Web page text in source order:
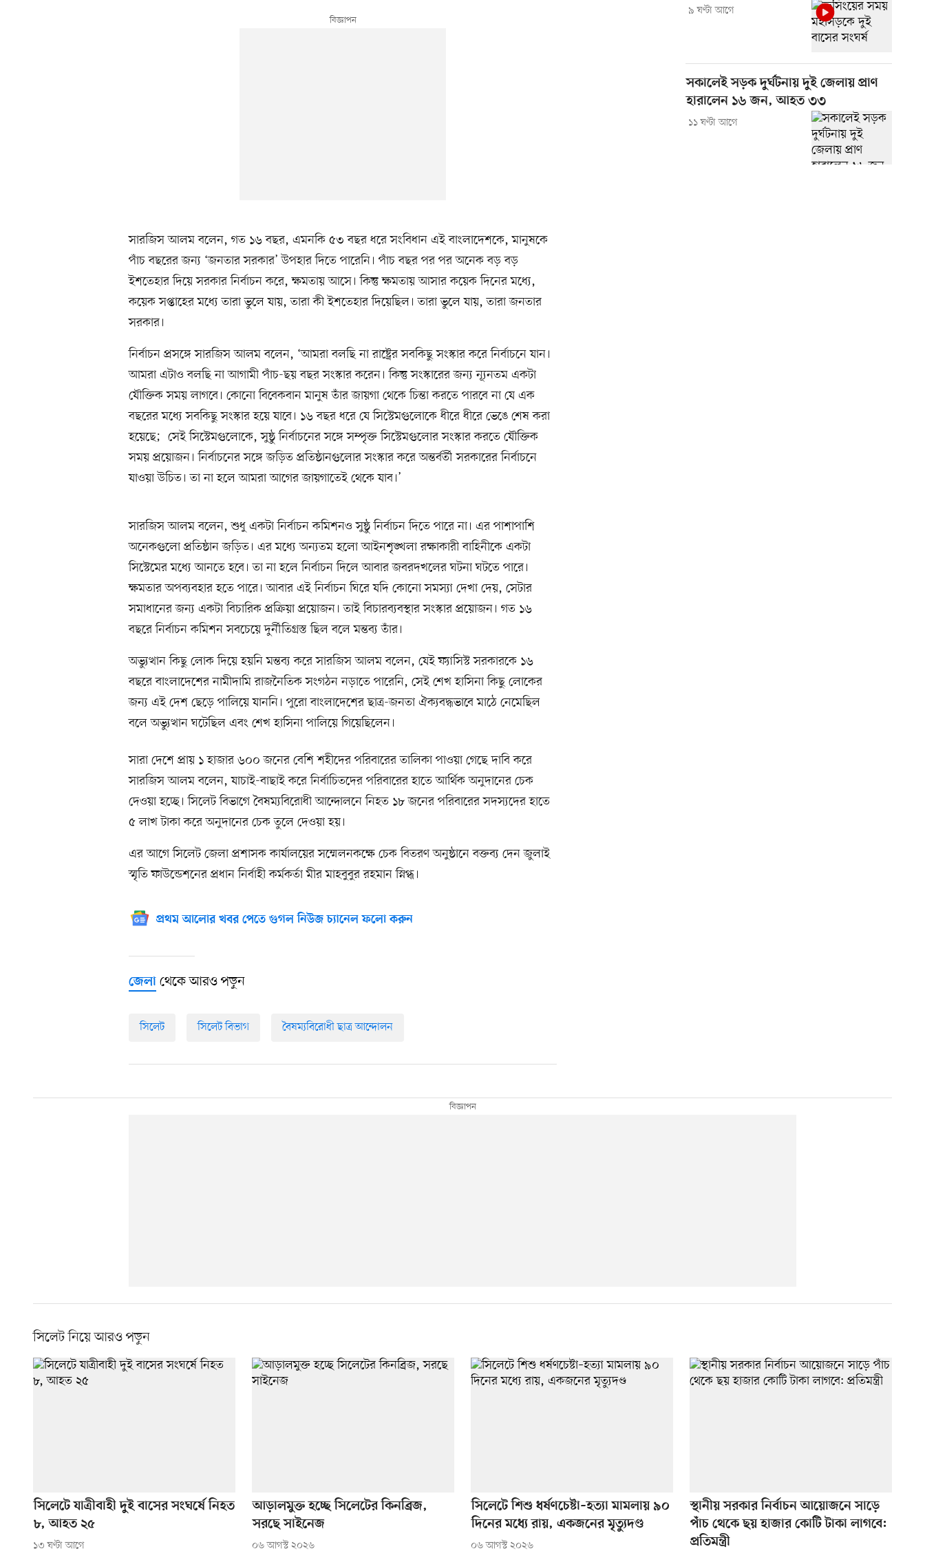
সারজিস আলম বলেন, গত ১৬ বছর, এমনকি ৫৩ বছর ধরে সংবিধান এই বাংলাদেশকে, মানুষকে
পাঁচ বছরের জন্য ‘জনতার সরকার’ উপহার দিতে পারেনি। পাঁচ বছর পর পর অনেক বড় বড়
ইশতেহার দিয়ে সরকার নির্বাচন করে, ক্ষমতায় আসে। কিন্তু ক্ষমতায় আসার কয়েক দিনের মধ্যে,
কয়েক সপ্তাহের মধ্যে তারা ভুলে যায়, তারা কী ইশতেহার দিয়েছিল। তারা ভুলে যায়, তারা জনতার
সরকার।
নির্বাচন প্রসঙ্গে সারজিস আলম বলেন, ‘আমরা বলছি না রাষ্ট্রের সবকিছু সংস্কার করে নির্বাচনে যান।
আমরা এটাও বলছি না আগামী পাঁচ-ছয় বছর সংস্কার করেন। কিন্তু সংস্কারের জন্য ন্যূনতম একটা
যৌক্তিক সময় লাগবে। কোনো বিবেকবান মানুষ তাঁর জায়গা থেকে চিন্তা করতে পারবে না যে এক
বছরের মধ্যে সবকিছু সংস্কার হয়ে যাবে। ১৬ বছর ধরে যে সিস্টেমগুলোকে ধীরে ধীরে ভেঙে শেষ করা
হয়েছে; সেই সিস্টেমগুলোকে, সুষ্ঠু নির্বাচনের সঙ্গে সম্পৃক্ত সিস্টেমগুলোর সংস্কার করতে যৌক্তিক
সময় প্রয়োজন। নির্বাচনের সঙ্গে জড়িত প্রতিষ্ঠানগুলোর সংস্কার করে অন্তর্বর্তী সরকারের নির্বাচনে
যাওয়া উচিত। তা না হলে আমরা আগের জায়গাতেই থেকে যাব।’
সারজিস আলম বলেন, শুধু একটা নির্বাচন কমিশনও সুষ্ঠু নির্বাচন দিতে পারে না। এর পাশাপাশি
অনেকগুলো প্রতিষ্ঠান জড়িত। এর মধ্যে অন্যতম হলো আইনশৃঙ্খলা রক্ষাকারী বাহিনীকে একটা
সিস্টেমের মধ্যে আনতে হবে। তা না হলে নির্বাচন দিলে আবার জবরদখলের ঘটনা ঘটতে পারে।
ক্ষমতার অপব্যবহার হতে পারে। আবার এই নির্বাচন ঘিরে যদি কোনো সমস্যা দেখা দেয়, সেটার
সমাধানের জন্য একটা বিচারিক প্রক্রিয়া প্রয়োজন। তাই বিচারব্যবস্থার সংস্কার প্রয়োজন। গত ১৬
বছরে নির্বাচন কমিশন সবচেয়ে দুর্নীতিগ্রস্ত ছিল বলে মন্তব্য তাঁর।
অভ্যুত্থান কিছু লোক দিয়ে হয়নি মন্তব্য করে সারজিস আলম বলেন, যেই ফ্যাসিস্ট সরকারকে ১৬
বছরে বাংলাদেশের নামীদামি রাজনৈতিক সংগঠন নড়াতে পারেনি, সেই শেখ হাসিনা কিছু লোকের
জন্য এই দেশ ছেড়ে পালিয়ে যাননি। পুরো বাংলাদেশের ছাত্র-জনতা ঐক্যবদ্ধভাবে মাঠে নেমেছিল
বলে অভ্যুত্থান ঘটেছিল এবং শেখ হাসিনা পালিয়ে গিয়েছিলেন।
সারা দেশে প্রায় ১ হাজার ৬০০ জনের বেশি শহীদের পরিবারের তালিকা পাওয়া গেছে দাবি করে
সারজিস আলম বলেন, যাচাই-বাছাই করে নির্বাচিতদের পরিবারের হাতে আর্থিক অনুদানের চেক
দেওয়া হচ্ছে। সিলেট বিভাগে বৈষম্যবিরোধী আন্দোলনে নিহত ১৮ জনের পরিবারের সদস্যদের হাতে
৫ লাখ টাকা করে অনুদানের চেক তুলে দেওয়া হয়।
এর আগে সিলেট জেলা প্রশাসক কার্যালয়ের সম্মেলনকক্ষে চেক বিতরণ অনুষ্ঠানে বক্তব্য দেন জুলাই
স্মৃতি ফাউন্ডেশনের প্রধান নির্বাহী কর্মকর্তা মীর মাহবুবুর রহমান স্নিগ্ধ।
প্রথম আলোর খবর পেতে গুগল নিউজ চ্যানেল ফলো করুন
জেলা থেকে আরও পড়ুন
সিলেট সিলেট বিভাগ বৈষম্যবিরোধী ছাত্র আন্দোলন
৯ ঘণ্টা আগে
সকালেই সড়ক দুর্ঘটনায় দুই জেলায় প্রাণ
হারালেন ১৬ জন, আহত ৩৩
১১ ঘণ্টা আগে
সিলেট নিয়ে আরও পড়ুন
সিলেটে যাত্রীবাহী দুই বাসের সংঘর্ষে নিহত
৮, আহত ২৫
১৩ ঘণ্টা আগে
আড়ালমুক্ত হচ্ছে সিলেটের কিনব্রিজ,
সরছে সাইনেজ
০৬ আগস্ট ২০২৬
সিলেটে শিশু ধর্ষণচেষ্টা–হত্যা মামলায় ৯০
দিনের মধ্যে রায়, একজনের মৃত্যুদণ্ড
০৬ আগস্ট ২০২৬
স্থানীয় সরকার নির্বাচন আয়োজনে সাড়ে
পাঁচ থেকে ছয় হাজার কোটি টাকা লাগবে:
প্রতিমন্ত্রী